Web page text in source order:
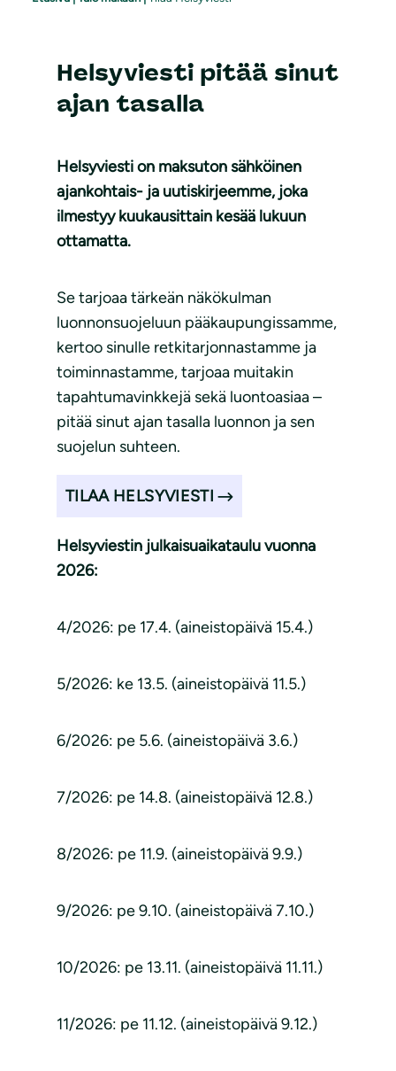
Helsyviesti pitää sinut
ajan tasalla
Helsyviesti on maksuton sähköinen
ajankohtais- ja uutiskirjeemme, joka
ilmestyy kuukausittain kesää lukuun
ottamatta.
Se tarjoaa tärkeän näkökulman
luonnonsuojeluun pääkaupungissamme,
kertoo sinulle retkitarjonnastamme ja
toiminnastamme, tarjoaa muitakin
tapahtumavinkkejä sekä luontoasiaa –
pitää sinut ajan tasalla luonnon ja sen
suojelun suhteen.
TILAA HELSYVIESTI
Helsyviestin julkaisuaikataulu vuonna
2026:
4/2026: pe 17.4. (aineistopäivä 15.4.)
5/2026: ke 13.5. (aineistopäivä 11.5.)
6/2026: pe 5.6. (aineistopäivä 3.6.)
7/2026: pe 14.8. (aineistopäivä 12.8.)
8/2026: pe 11.9. (aineistopäivä 9.9.)
9/2026: pe 9.10. (aineistopäivä 7.10.)
10/2026: pe 13.11. (aineistopäivä 11.11.)
11/2026: pe 11.12. (aineistopäivä 9.12.)